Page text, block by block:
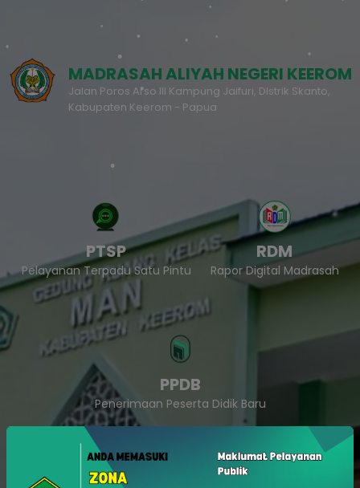
MADRASAH ALIYAH NEGERI KEEROM
Jalan Poros Arso III Kampung Jaifuri, DIstrik Skanto,
Kabupaten Keerom - Papua
PTSP
Pelayanan Terpadu Satu Pintu
RDM
Rapor Digital Madrasah
PPDB
Penerimaan Peserta Didik Baru